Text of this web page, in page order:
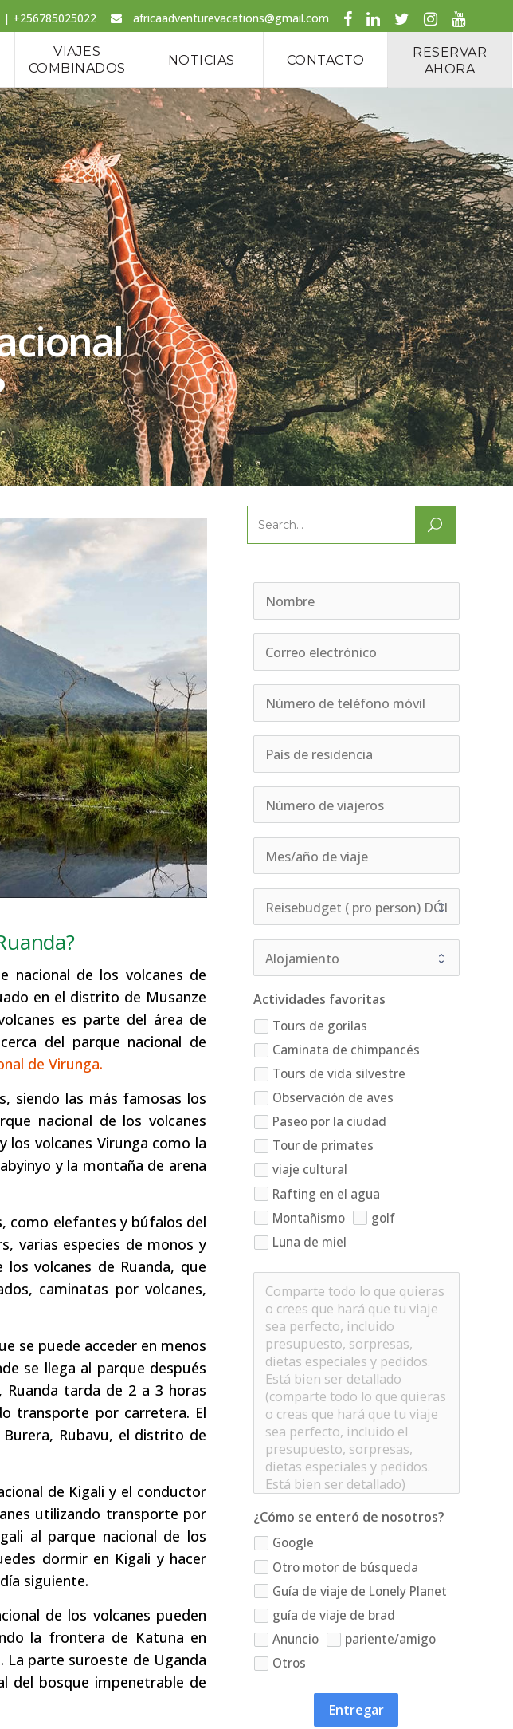
| +256785025022 africaadventurevacations@gmail.com
VIAJES
COMBINADOS
NOTICIAS CONTACTO
RESERVAR
AHORA
nacional de los volcanes de
en el distrito de Musanze
es parte del área de
del parque nacional de
de Virunga.
siendo las más famosas los
nacional de los volcanes
los volcanes Virunga como la
y la montaña de arena
como elefantes y búfalos del
varias especies de monos y
volcanes de Ruanda, que
caminatas por volcanes,
se puede acceder en menos
se llega al parque después
Ruanda tarda de 2 a 3 horas
transporte por carretera. El
Rubavu, el distrito de
de Kigali y el conductor
utilizando transporte por
al parque nacional de los
dormir en Kigali y hacer
siguiente.
de los volcanes pueden
la frontera de Katuna en
La parte suroeste de Uganda
del bosque impenetrable de
Search
Actividades favoritas
Tours de gorilas
Caminata de chimpancés
Tours de vida silvestre
Observación de aves
Paseo por la ciudad
Tour de primates
viaje cultural
Rafting en el agua
Montañismo
golf
Luna de miel
¿Cómo se enteró de nosotros?
Google
Otro motor de búsqueda
Guía de viaje de Lonely Planet
guía de viaje de brad
Anuncio
pariente/amigo
Otros
Entregar